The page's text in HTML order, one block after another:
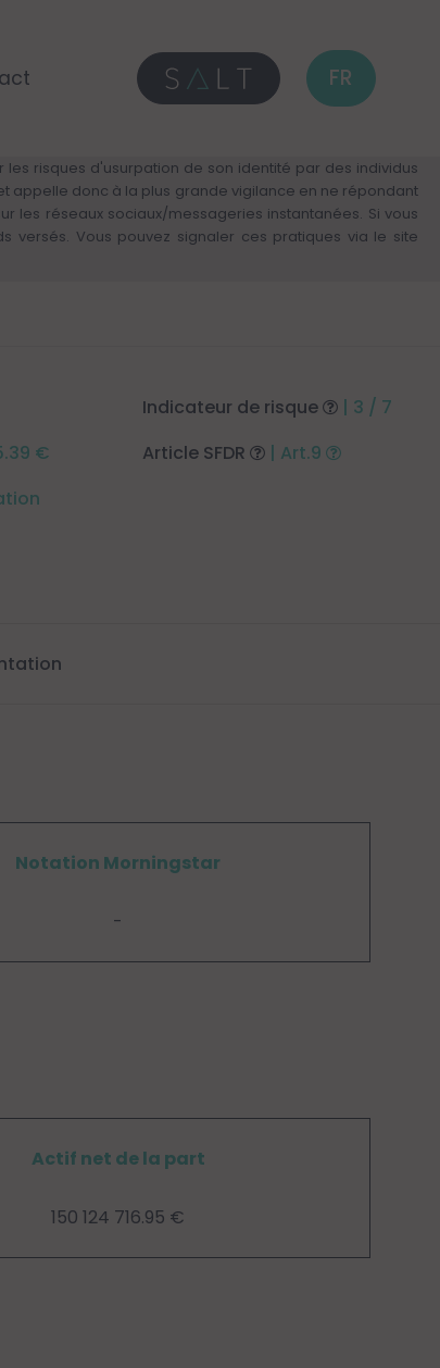
FR
les risques d'usurpation de son identité par des individus
appelle donc à la plus grande vigilance en ne répondant
réseaux sociaux/messageries instantanées. Si vous
Vous pouvez signaler ces pratiques via le site
€
Indicateur de risque
| 3 / 7
Article SFDR
| Art.9
Notation Morningstar
-
Actif net de la part
150 124 716.95 €